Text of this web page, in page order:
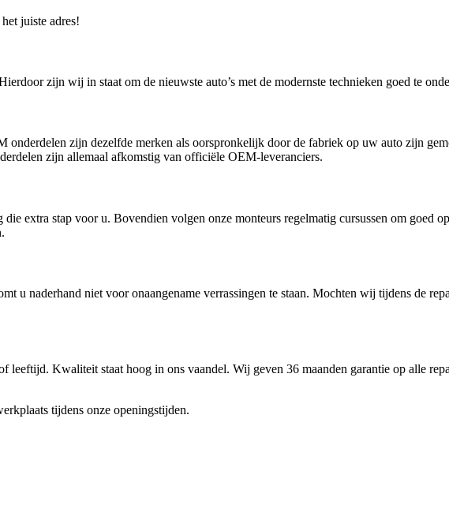
juiste adres!
zijn wij in staat om de nieuwste auto’s met de modernste technieken goed te
zijn dezelfde merken als oorspronkelijk door de fabriek op uw auto zijn
zijn allemaal afkomstig van officiële OEM-leveranciers.
extra stap voor u. Bovendien volgen onze monteurs regelmatig cursussen om goed
u naderhand niet voor onaangename verrassingen te staan. Mochten wij tijdens de
leeftijd. Kwaliteit staat hoog in ons vaandel. Wij geven 36 maanden garantie op alle
tijdens onze openingstijden.